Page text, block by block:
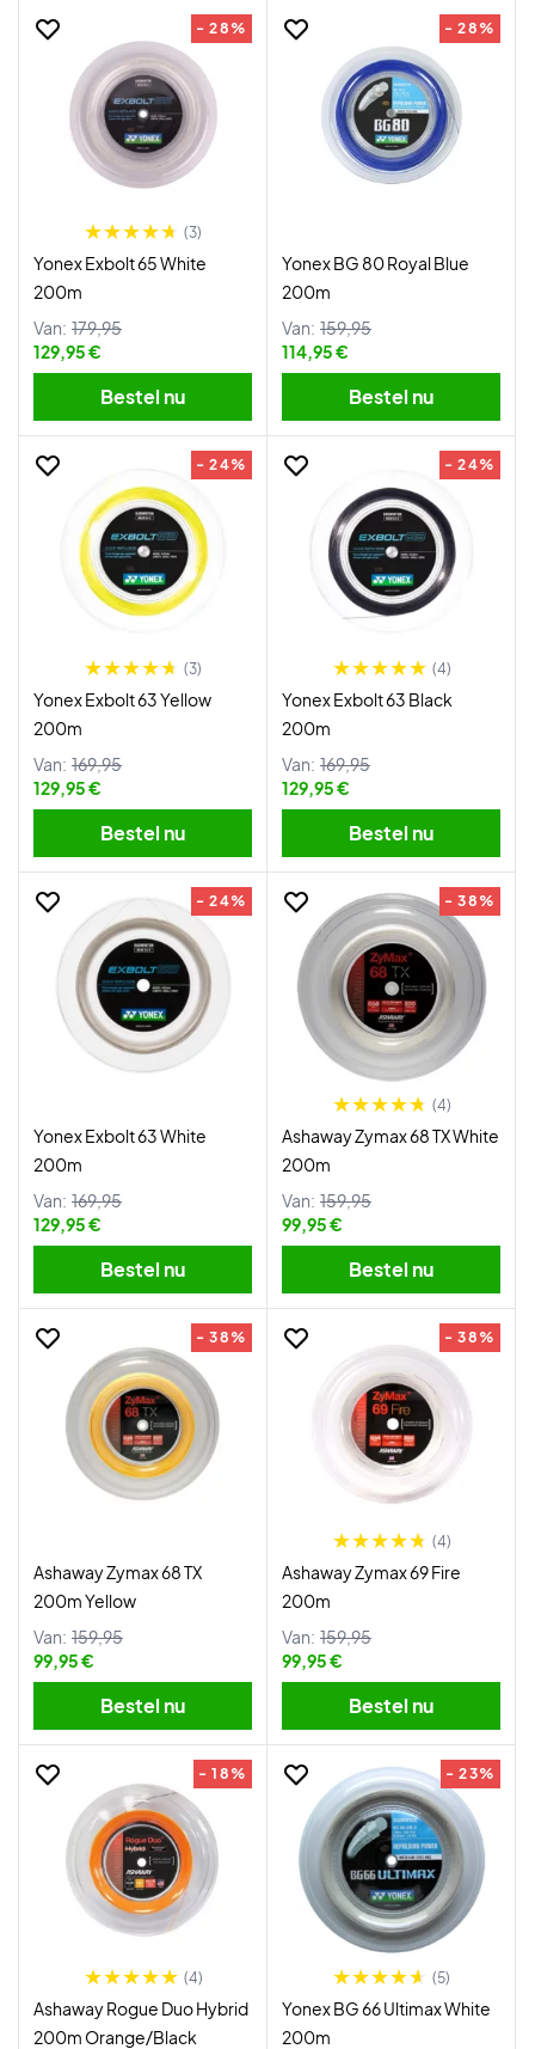
- 28%
(3)
Yonex Exbolt 65 White
200m
Van: 179,95
129,95 €
Bestel nu
- 28%
Yonex BG 80 Royal Blue
200m
Van: 159,95
114,95 €
Bestel nu
- 24%
(3)
Yonex Exbolt 63 Yellow
200m
Van: 169,95
129,95 €
Bestel nu
- 24%
(4)
Yonex Exbolt 63 Black
200m
Van: 169,95
129,95 €
Bestel nu
- 24%
Yonex Exbolt 63 White
200m
Van: 169,95
129,95 €
Bestel nu
- 38%
(4)
Ashaway Zymax 68 TX White
200m
Van: 159,95
99,95 €
Bestel nu
- 38%
Ashaway Zymax 68 TX
200m Yellow
Van: 159,95
99,95 €
Bestel nu
- 38%
(4)
Ashaway Zymax 69 Fire
200m
Van: 159,95
99,95 €
Bestel nu
- 18%
(4)
Ashaway Rogue Duo Hybrid
200m Orange/Black
- 23%
(5)
Yonex BG 66 Ultimax White
200m